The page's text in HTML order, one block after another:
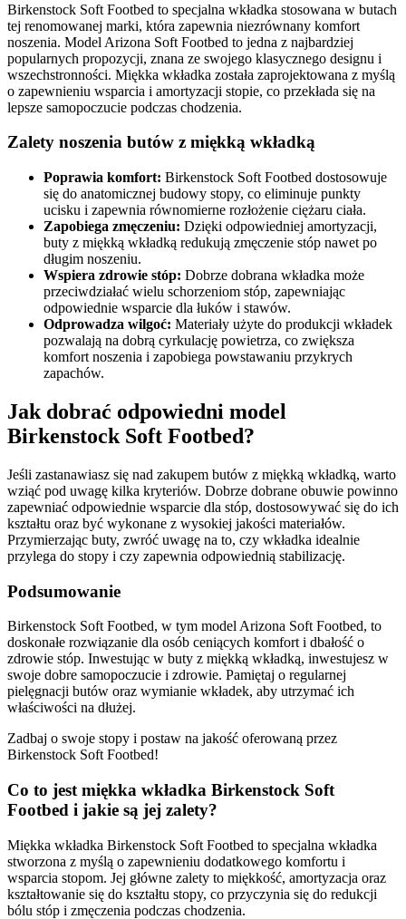
Birkenstock Soft Footbed to specjalna wkładka stosowana w butach
tej renomowanej marki, która zapewnia niezrównany komfort
noszenia. Model Arizona Soft Footbed to jedna z najbardziej
popularnych propozycji, znana ze swojego klasycznego designu i
wszechstronności. Miękka wkładka została zaprojektowana z myślą
o zapewnieniu wsparcia i amortyzacji stopie, co przekłada się na
lepsze samopoczucie podczas chodzenia.
Zalety noszenia butów z miękką wkładką
Poprawia komfort: Birkenstock Soft Footbed dostosowuje
się do anatomicznej budowy stopy, co eliminuje punkty
ucisku i zapewnia równomierne rozłożenie ciężaru ciała.
Zapobiega zmęczeniu: Dzięki odpowiedniej amortyzacji,
buty z miękką wkładką redukują zmęczenie stóp nawet po
długim noszeniu.
Wspiera zdrowie stóp: Dobrze dobrana wkładka może
przeciwdziałać wielu schorzeniom stóp, zapewniając
odpowiednie wsparcie dla łuków i stawów.
Odprowadza wilgoć: Materiały użyte do produkcji wkładek
pozwalają na dobrą cyrkulację powietrza, co zwiększa
komfort noszenia i zapobiega powstawaniu przykrych
zapachów.
Jak dobrać odpowiedni model
Birkenstock Soft Footbed?
Jeśli zastanawiasz się nad zakupem butów z miękką wkładką, warto
wziąć pod uwagę kilka kryteriów. Dobrze dobrane obuwie powinno
zapewniać odpowiednie wsparcie dla stóp, dostosowywać się do ich
kształtu oraz być wykonane z wysokiej jakości materiałów.
Przymierzając buty, zwróć uwagę na to, czy wkładka idealnie
przylega do stopy i czy zapewnia odpowiednią stabilizację.
Podsumowanie
Birkenstock Soft Footbed, w tym model Arizona Soft Footbed, to
doskonałe rozwiązanie dla osób ceniących komfort i dbałość o
zdrowie stóp. Inwestując w buty z miękką wkładką, inwestujesz w
swoje dobre samopoczucie i zdrowie. Pamiętaj o regularnej
pielęgnacji butów oraz wymianie wkładek, aby utrzymać ich
właściwości na dłużej.
Zadbaj o swoje stopy i postaw na jakość oferowaną przez
Birkenstock Soft Footbed!
Co to jest miękka wkładka Birkenstock Soft
Footbed i jakie są jej zalety?
Miękka wkładka Birkenstock Soft Footbed to specjalna wkładka
stworzona z myślą o zapewnieniu dodatkowego komfortu i
wsparcia stopom. Jej główne zalety to miękkość, amortyzacja oraz
kształtowanie się do kształtu stopy, co przyczynia się do redukcji
bólu stóp i zmęczenia podczas chodzenia.